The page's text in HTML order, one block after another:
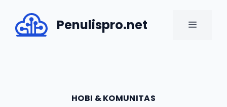
content
Penulispro.net MENU
HOBI & KOMUNITAS